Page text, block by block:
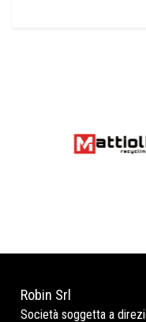
Robin Srl
Società soggetta a